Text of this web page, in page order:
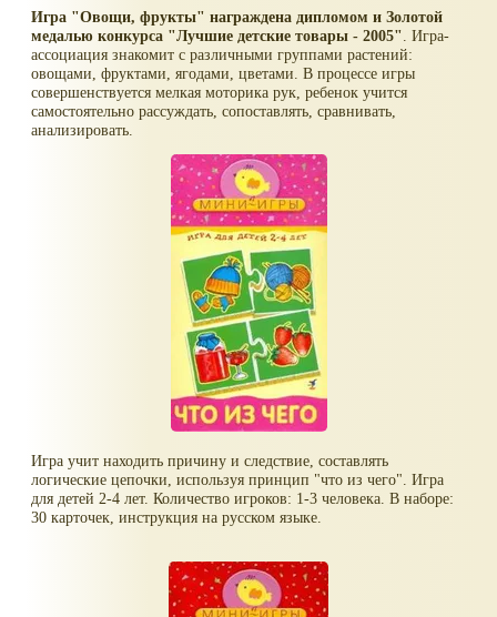
Игра "Овощи, фрукты" награждена дипломом и Золотой
медалью конкурса "Лучшие детские товары - 2005". Игра-
ассоциация знакомит с различными группами растений:
овощами, фруктами, ягодами, цветами. В процессе игры
совершенствуется мелкая моторика рук, ребенок учится
самостоятельно рассуждать, сопоставлять, сравнивать,
анализировать.
Игра учит находить причину и следствие, составлять
логические цепочки, используя принцип "что из чего". Игра
для детей 2-4 лет. Количество игроков: 1-3 человека. В наборе:
30 карточек, инструкция на русском языке.